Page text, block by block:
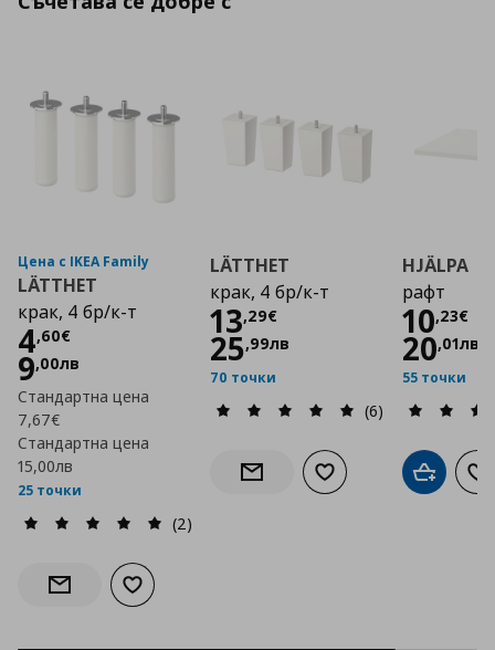
Цена с IKEA Family
LÄTTHET
крак, 4 бр/к-т
4,60€
Цена
9,00лв
Стандартна цена
7,67€
Стандартна цена
15,00лв
25 точки
(2)
Информирай ме за наличност
Добави към списъка с любими
LÄTTHET
крак, 4 бр/к-т
13,29€
Цена
25,99лв
70 точки
(6)
Информирай ме за наличност
Добави към списъка
HJÄLPA
рафт
10,23€
Цена
20,01лв
55 точки
Добави